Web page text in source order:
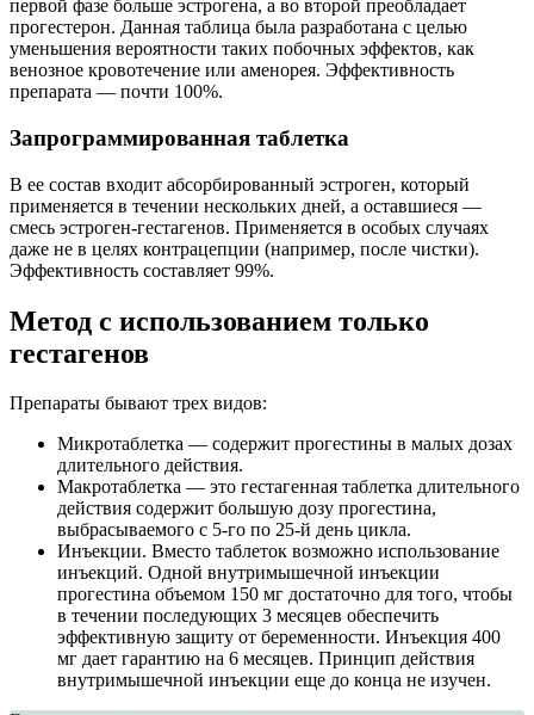
первой фазе больше эстрогена, а во второй преобладает
прогестерон. Данная таблица была разработана с целью
уменьшения вероятности таких побочных эффектов, как
венозное кровотечение или аменорея. Эффективность
препарата — почти 100%.
Запрограммированная таблетка
В ее состав входит абсорбированный эстроген, который
применяется в течении нескольких дней, а оставшиеся —
смесь эстроген-гестагенов. Применяется в особых случаях
даже не в целях контрацепции (например, после чистки).
Эффективность составляет 99%.
Метод с использованием только
гестагенов
Препараты бывают трех видов:
Микротаблетка — cодержит прогестины в малых дозах
длительного действия.
Макротаблетка — это гестагенная таблетка длительного
действия содержит большую дозу прогестина,
выбрасываемого с 5-го по 25-й день цикла.
Инъекции. Вместо таблеток возможно использование
инъекций. Одной внутримышечной инъекции
прогестина объемом 150 мг достаточно для того, чтобы
в течении последующих 3 месяцев обеспечить
эффективную защиту от беременности. Инъекция 400
мг дает гарантию на 6 месяцев. Принцип действия
внутримышечной инъекции еще до конца не изучен.